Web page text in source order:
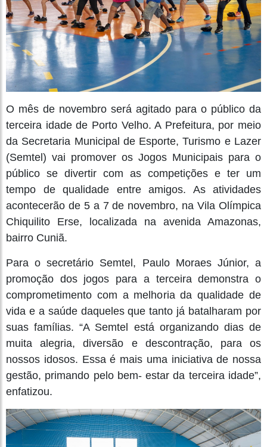
O mês de novembro será agitado para o público da
terceira idade de Porto Velho. A Prefeitura, por meio
da Secretaria Municipal de Esporte, Turismo e Lazer
(Semtel) vai promover os Jogos Municipais para o
público se divertir com as competições e ter um
tempo de qualidade entre amigos. As atividades
acontecerão de 5 a 7 de novembro, na Vila Olímpica
Chiquilito Erse, localizada na avenida Amazonas,
bairro Cuniã.
Para o secretário Semtel, Paulo Moraes Júnior, a
promoção dos jogos para a terceira demonstra o
comprometimento com a melhoria da qualidade de
vida e a saúde daqueles que tanto já batalharam por
suas famílias. “A Semtel está organizando dias de
muita alegria, diversão e descontração, para os
nossos idosos. Essa é mais uma iniciativa de nossa
gestão, primando pelo bem- estar da terceira idade”,
enfatizou.